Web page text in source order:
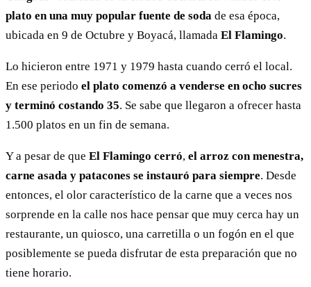
plato en una muy popular fuente de soda de esa época,
ubicada en 9 de Octubre y Boyacá, llamada El Flamingo.
Lo hicieron entre 1971 y 1979 hasta cuando cerró el local.
En ese periodo el plato comenzó a venderse en ocho sucres
y terminó costando 35. Se sabe que llegaron a ofrecer hasta
1.500 platos en un fin de semana.
Y a pesar de que El Flamingo cerró, el arroz con menestra,
carne asada y patacones se instauró para siempre. Desde
entonces, el olor característico de la carne que a veces nos
sorprende en la calle nos hace pensar que muy cerca hay un
restaurante, un quiosco, una carretilla o un fogón en el que
posiblemente se pueda disfrutar de esta preparación que no
tiene horario.